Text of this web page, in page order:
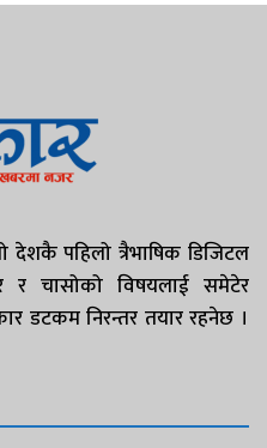
देशकै पहिलो त्रैभाषिक डिजिटल
र चासोको विषयलाई समेटेर
डटकम निरन्तर तयार रहनेछ ।